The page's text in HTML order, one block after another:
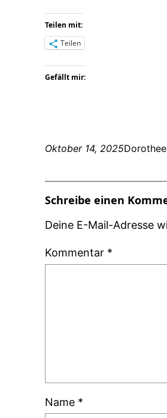
Teilen mit:
Teilen
Gefällt mir:
Oktober 14, 2025Dorothee
Schreibe einen
Deine E-Mail-Adresse
Kommentar *
Name *